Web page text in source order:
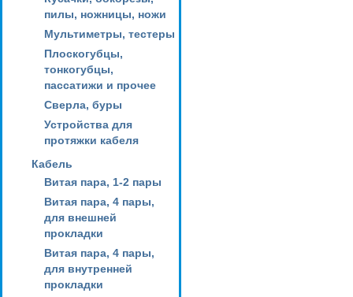
пилы, ножницы, ножи
Мультиметры, тестеры
Плоскогубцы,
тонкогубцы,
пассатижи и прочее
Сверла, буры
Устройства для
протяжки кабеля
Кабель
Витая пара, 1-2 пары
Витая пара, 4 пары,
для внешней
прокладки
Витая пара, 4 пары,
для внутренней
прокладки